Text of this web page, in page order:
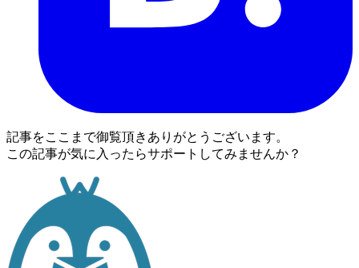
記事をここまで御覧頂きありがとうございます。
この記事が気に入ったらサポートしてみませんか？